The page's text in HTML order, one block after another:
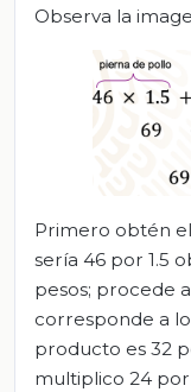
Observa la
Primero obtén
sería 46 por 1.5
pesos; procede
corresponde a
producto es 32
multiplico 24 por